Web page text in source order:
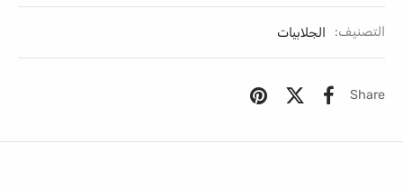
التصنيف: الجلابيات
Share